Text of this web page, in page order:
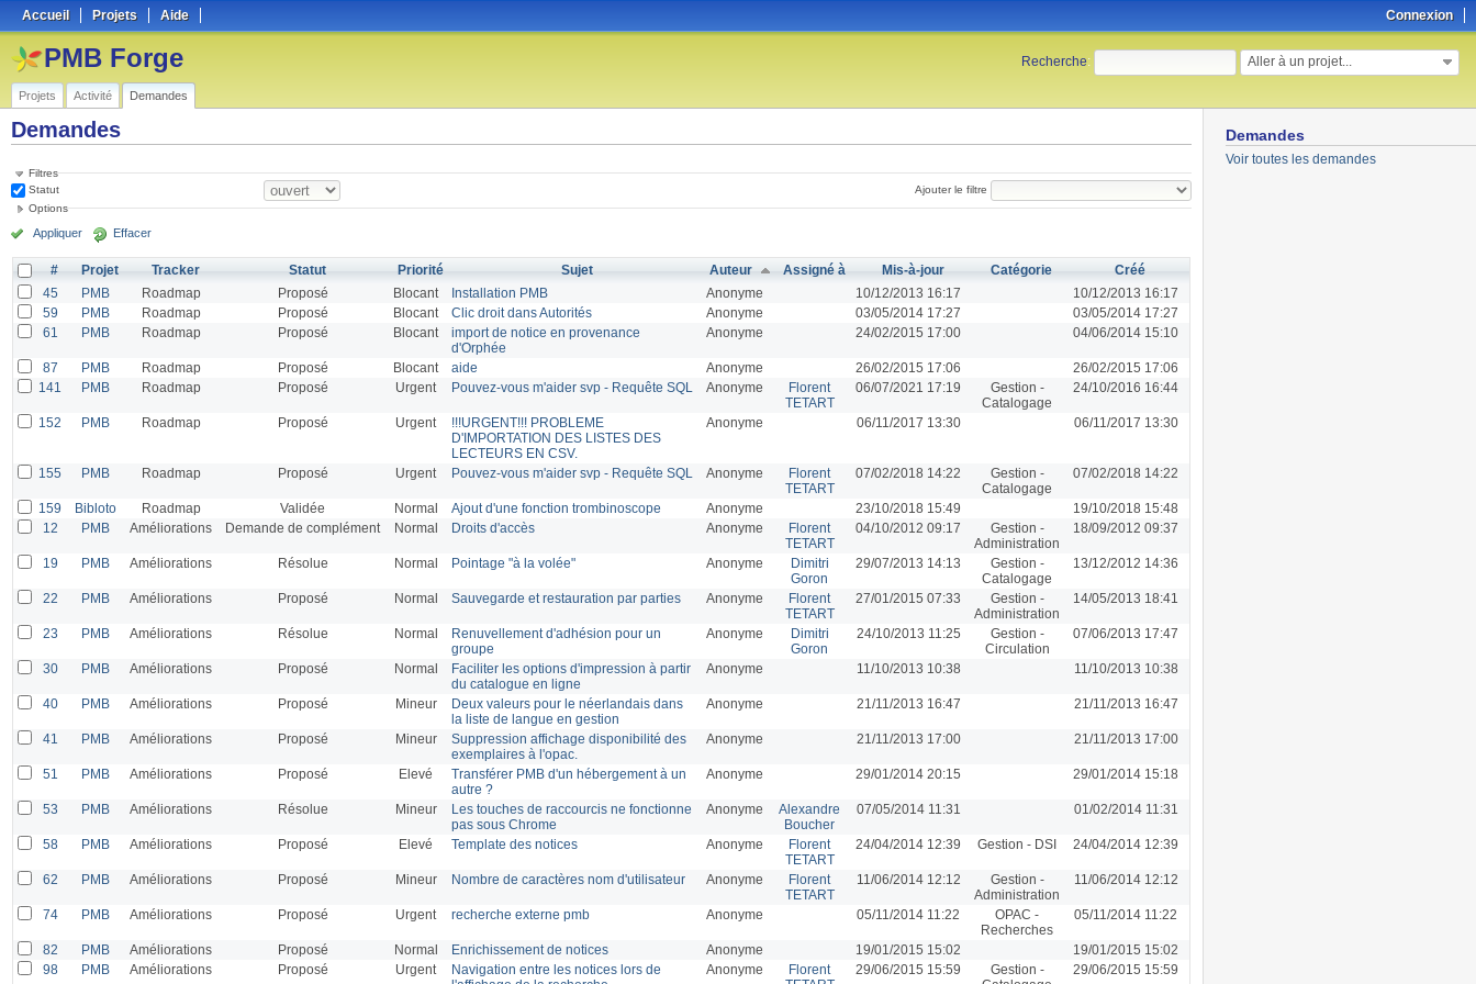
Connexion
Accueil Projets Aide
Recherche: Aller à un projet...
PMB Forge
Projets Activité Demandes
Demandes
Voir toutes les demandes
Demandes
Filtres
Statut
Ajouter le filtre
Options
Appliquer Effacer
# Projet Tracker Statut Priorité Sujet Auteur Assigné à Mis-à-jour Catégorie
Créé
45
PMB Roadmap Proposé Blocant Installation PMB Anonyme 10/12/2013 16:17
10/12/2013 16:17
59
PMB Roadmap Proposé Blocant Clic droit dans Autorités Anonyme 03/05/2014 17:27
03/05/2014 17:27
61
PMB Roadmap Proposé Blocant
import de notice en provenance
d'Orphée
Anonyme 24/02/2015 17:00 04/06/2014 15:10
87 PMB Roadmap Proposé Blocant aide Anonyme 26/02/2015 17:06
26/02/2015 17:06
141
PMB Roadmap Proposé Urgent Pouvez-vous m'aider svp - Requête SQL Anonyme
Florent
TETART
06/07/2021 17:19
Gestion -
Catalogage
24/10/2016 16:44
152 PMB Roadmap Proposé Urgent
!!!URGENT!!! PROBLEME
D'IMPORTATION DES LISTES DES
LECTEURS EN CSV.
Anonyme 06/11/2017 13:30 06/11/2017 13:30
155 PMB Roadmap Proposé Urgent Pouvez-vous m'aider svp - Requête SQL Anonyme
Florent
TETART
07/02/2018 14:22
Gestion -
Catalogage
07/02/2018 14:22
159 Bibloto Roadmap Validée Normal Ajout d'une fonction trombinoscope Anonyme 23/10/2018 15:49
19/10/2018 15:48
12
PMB Améliorations Demande de complément Normal Droits d'accès Anonyme
Florent
TETART
04/10/2012 09:17
Gestion -
Administration
18/09/2012 09:37
19 PMB Améliorations Résolue Normal Pointage "à la volée" Anonyme
Dimitri
Goron
29/07/2013 14:13
Gestion -
Catalogage
13/12/2012 14:36
22 PMB Améliorations Proposé Normal Sauvegarde et restauration par parties Anonyme
Florent
TETART
27/01/2015 07:33
Gestion -
Administration
14/05/2013 18:41
23 PMB Améliorations Résolue Normal
Renuvellement d'adhésion pour un
groupe
Anonyme
Dimitri
Goron
24/10/2013 11:25
Gestion -
Circulation
07/06/2013 17:47
30 PMB Améliorations Proposé Normal
Faciliter les options d'impression à partir
du catalogue en ligne
Anonyme 11/10/2013 10:38 11/10/2013 10:38
40 PMB Améliorations Proposé Mineur
Deux valeurs pour le néerlandais dans
la liste de langue en gestion
Anonyme 21/11/2013 16:47 21/11/2013 16:47
41 PMB Améliorations Proposé Mineur
Suppression affichage disponibilité des
exemplaires à l'opac.
Anonyme 21/11/2013 17:00 21/11/2013 17:00
51 PMB Améliorations Proposé Elevé
Transférer PMB d'un hébergement à un
autre ?
Anonyme 29/01/2014 20:15 29/01/2014 15:18
53 PMB Améliorations Résolue Mineur
Les touches de raccourcis ne fonctionne
pas sous Chrome
Anonyme
Alexandre
Boucher
07/05/2014 11:31 01/02/2014 11:31
58 PMB Améliorations Proposé Elevé Template des notices Anonyme
Florent
TETART
24/04/2014 12:39 Gestion - DSI 24/04/2014 12:39
62 PMB Améliorations Proposé Mineur Nombre de caractères nom d'utilisateur Anonyme
Florent
TETART
11/06/2014 12:12
Gestion -
Administration
11/06/2014 12:12
74 PMB Améliorations Proposé Urgent recherche externe pmb Anonyme 05/11/2014 11:22
OPAC -
Recherches
05/11/2014 11:22
82 PMB Améliorations Proposé Normal Enrichissement de notices Anonyme 19/01/2015 15:02
19/01/2015 15:02
98
PMB Améliorations Proposé Urgent
Navigation entre les notices lors de
Anonyme
Florent
29/06/2015 15:59
Gestion -
29/06/2015 15:59